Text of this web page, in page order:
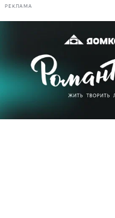
РЕКЛАМА